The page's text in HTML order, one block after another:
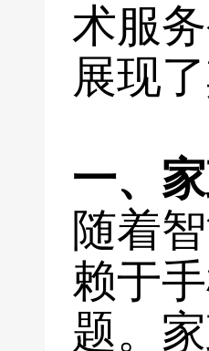
术服
展现
一、
随着
赖于
题。